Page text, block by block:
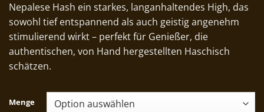
Nepalese Hash ein starkes, langanhaltendes High, das
sowohl tief entspannend als auch geistig angenehm
stimulierend wirkt – perfekt für Genießer, die
authentischen, von Hand hergestellten Haschisch
schätzen.
Menge